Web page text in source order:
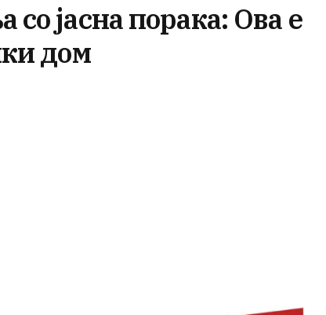
јасна порака: Ова е
дом